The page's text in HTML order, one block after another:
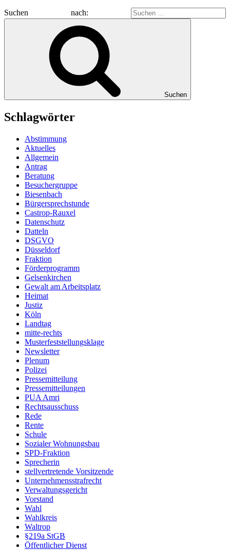
Suchen nach:
Suchen
Schlagwörter
Abstimmung
Aktuelles
Allgemein
Antrag
Beratung
Besuchergruppe
Biesenbach
Bürgersprechstunde
Castrop-Rauxel
Datenschutz
Datteln
DSGVO
Düsseldorf
Fraktion
Förderprogramm
Gelsenkirchen
Gewalt am Arbeitsplatz
Heimat
Justiz
Köln
Landtag
mitte-rechts
Musterfeststellungsklage
Newsletter
Plenum
Polizei
Pressemitteilung
Pressemitteilungen
PUA Amri
Rechtsausschuss
Rede
Rente
Schule
Sozialer Wohnungsbau
SPD-Fraktion
Sprecherin
stellvertretende Vorsitzende
Unternehmensstrafrecht
Verwaltungsgericht
Vorstand
Wahl
Wahlkreis
Waltrop
§219a StGB
Öffentlicher Dienst